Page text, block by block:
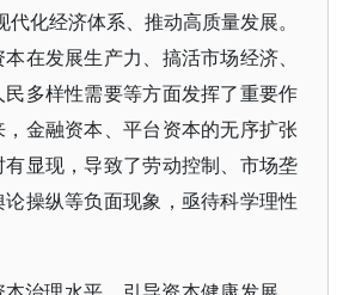
代化经济体系、推动高质量发展。
在发展生产力、搞活市场经济、
多样性需要等方面发挥了重要作
金融资本、平台资本的无序扩张
显现，导致了劳动控制、市场垄
操纵等负面现象，亟待科学理性